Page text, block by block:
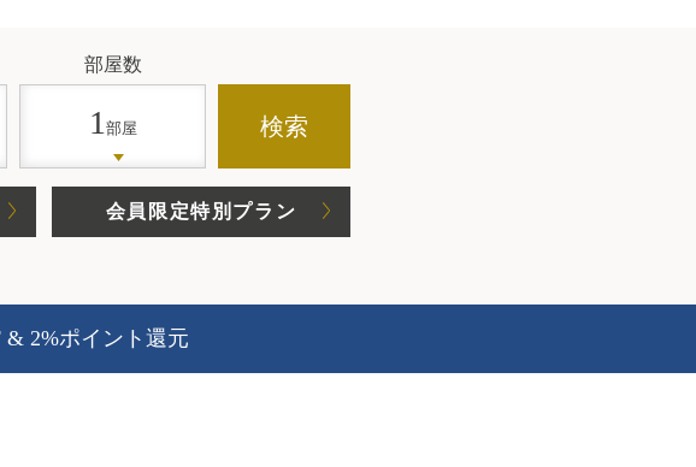
部屋数
1 部屋 検索
会員限定特別プラン
& 2%ポイント還元